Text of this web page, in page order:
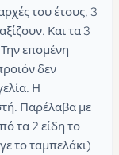
του έτους, 3
Και τα 3
επομένη
δεν
Η
Παρέλαβα με
τα 2 είδη το
το ταμπελάκι)